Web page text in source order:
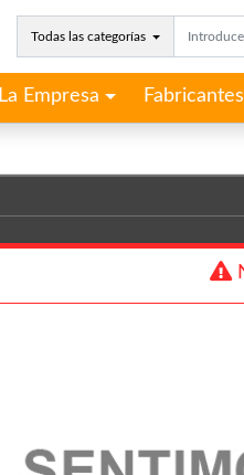
Todas las categorías
La Empresa Fabricantes